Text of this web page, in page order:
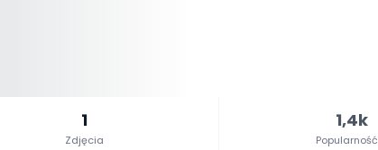
1
Zdjęcia
1,4k
Popularność